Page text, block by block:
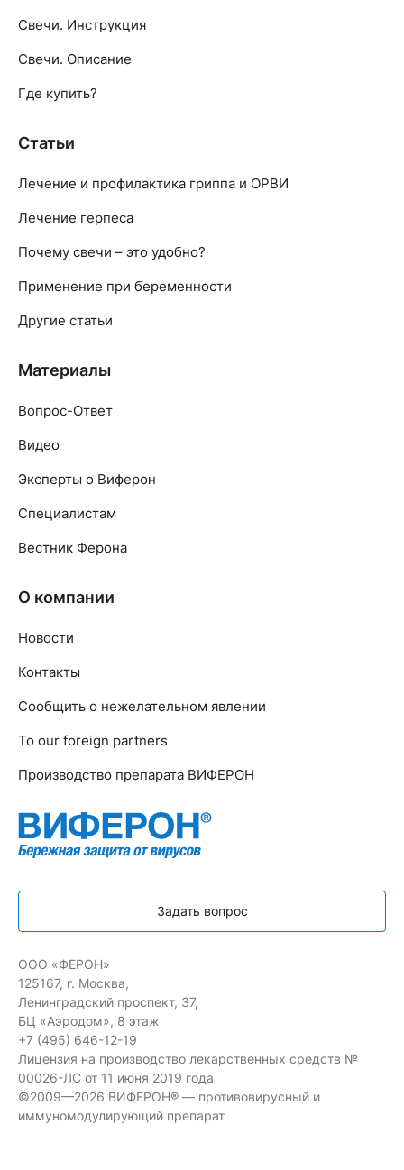
Свечи. Инструкция
Свечи. Описание
Где купить?
Статьи
Лечение и профилактика гриппа и ОРВИ
Лечение герпеса
Почему свечи – это удобно?
Применение при беременности
Другие статьи
Материалы
Вопрос-Ответ
Видео
Эксперты о Виферон
Специалистам
Вестник Ферона
О компании
Новости
Контакты
Сообщить о нежелательном явлении
To our foreign partners
Производство препарата ВИФЕРОН
Задать вопрос
ООО «ФЕРОН»
125167, г. Москва,
Ленинградский проспект, 37,
БЦ «Аэродом», 8 этаж
+7 (495) 646-12-19
Лицензия на производство лекарственных средств №
00026-ЛС от 11 июня 2019 года
©2009—2026 ВИФЕРОН® — противовирусный и
иммуномодулирующий препарат